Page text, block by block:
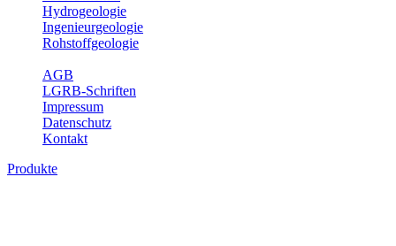
Hydrogeologie
Ingenieurgeologie
Rohstoffgeologie
AGB
LGRB-Schriften
Impressum
Datenschutz
Kontakt
Produkte